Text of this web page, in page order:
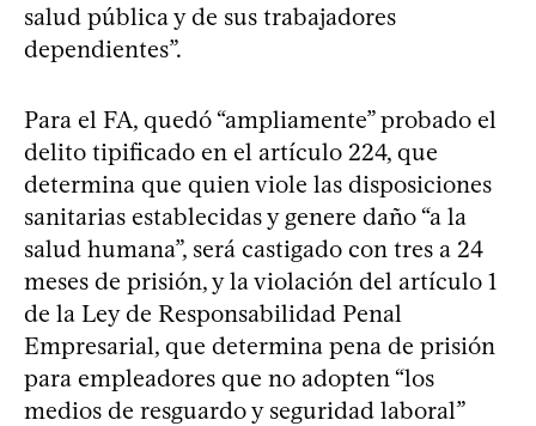
salud pública y de sus trabajadores
dependientes”.
Para el FA, quedó “ampliamente” probado el
delito tipificado en el artículo 224, que
determina que quien viole las disposiciones
sanitarias establecidas y genere daño “a la
salud humana”, será castigado con tres a 24
meses de prisión, y la violación del artículo 1
de la Ley de Responsabilidad Penal
Empresarial, que determina pena de prisión
para empleadores que no adopten “los
medios de resguardo y seguridad laboral”